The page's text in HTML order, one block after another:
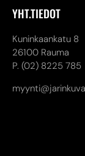
YHT.TIEDOT
Kuninkaankatu 8
26100 Rauma
P. (02) 8225 785